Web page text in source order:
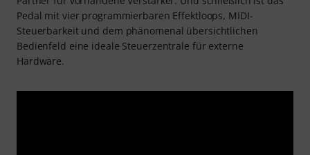
Pedal mit vier programmierbaren Effektloops, MIDI-
Steuerbarkeit und dem phänomenal übersichtlichen
Bedienfeld eine ideale Steuerzentrale für externe
Hardware.